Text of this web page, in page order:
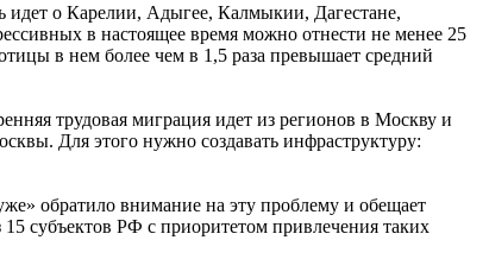
идет о Карелии, Адыгее, Калмыкии, Дагестане,
в настоящее время можно отнести не менее 25
в нем более чем в 1,5 раза превышает средний
трудовая миграция идет из регионов в Москву и
Для этого нужно создавать инфраструктуру:
обратило внимание на эту проблему и обещает
субъектов РФ с приоритетом привлечения таких